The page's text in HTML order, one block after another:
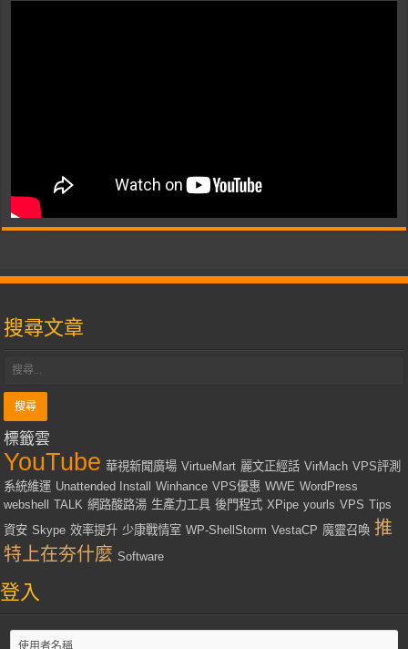
搜尋文章
標籤雲
YouTube 華視新聞廣場 VirtueMart 麗文正經話 VirMach VPS評測
系統維運 Unattended Install Winhance VPS優惠 WWE WordPress
webshell
TALK 網路酸路湯 生產力工具 後門程式 XPipe yourls VPS Tips
資安 Skype 效率提升 少康戰情室 WP-ShellStorm VestaCP 魔靈召喚 推
特上在夯什麼 Software
登入